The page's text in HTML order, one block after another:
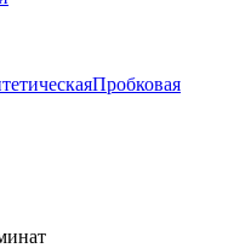
Пробковая